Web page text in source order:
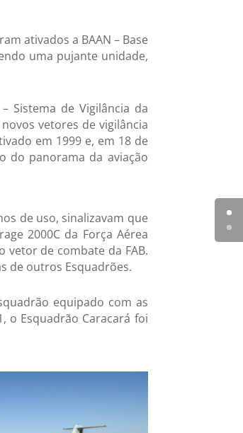
ativados a BAAN – Base
uma pujante unidade,
Sistema de Vigilância da
vetores de vigilância
em 1999 e, em 18 de
do panorama da aviação
de uso, sinalizavam que
2000C da Força Aérea
de combate da FAB.
de outros Esquadrões.
equipado com as
o Esquadrão Caracará foi